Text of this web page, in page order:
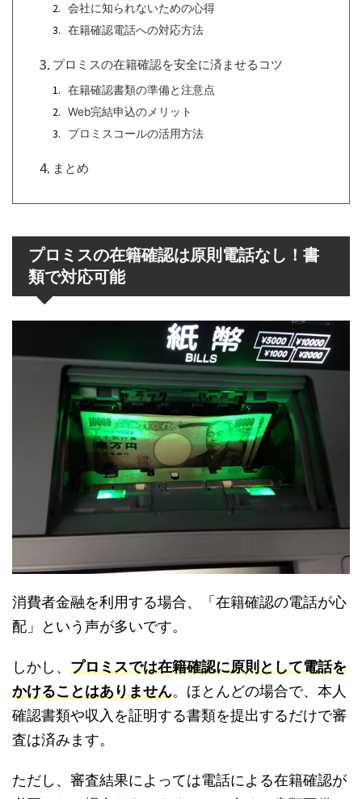
会社に知られないための心得
在籍確認電話への対応方法
プロミスの在籍確認を安全に済ませるコツ
在籍確認書類の準備と注意点
Web完結申込のメリット
プロミスコールの活用方法
まとめ
プロミスの在籍確認は原則電話なし！書
類で対応可能
消費者金融を利用する場合、「在籍確認の電話が心
配」という声が多いです。
しかし、 プロミスでは在籍確認に原則として電話を
かけることはありません。ほとんどの場合で、本人
確認書類や収入を証明する書類を提出するだけで審
査は済みます。
ただし、審査結果によっては電話による在籍確認が